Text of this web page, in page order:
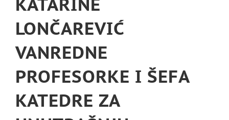
LONČAREVIĆ
VANREDNE
PROFESORKE I ŠEFA
KATEDRE ZA